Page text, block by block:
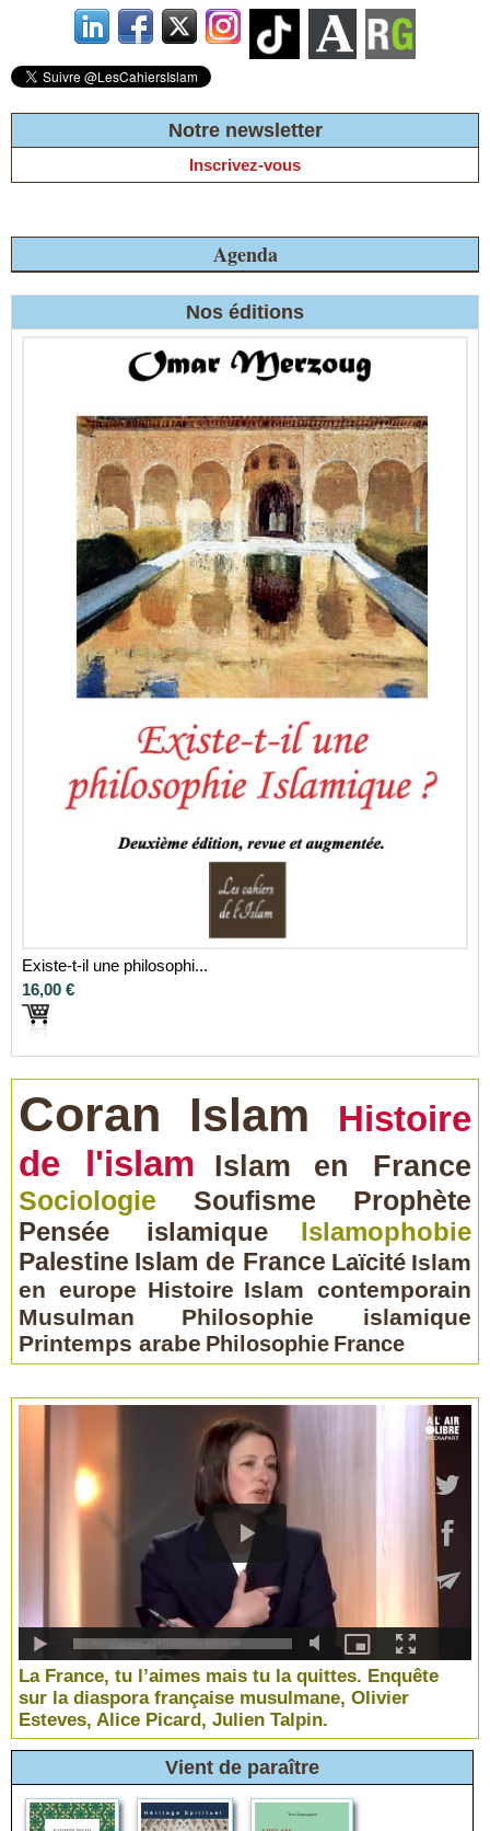
Notre newsletter
Inscrivez-vous
Agenda
Nos éditions
Existe-t-il une philosophi...
16,00 €
Coran Islam
Histoire
de l'islam
Islam en France
Sociologie Soufisme
Prophète
Pensée islamique
Islamophobie
Palestine Islam de France Laïcité Islam
en europe Histoire Islam contemporain
Musulman
Philosophie islamique
Printemps arabe Philosophie France
La France, tu l’aimes mais tu la quittes. Enquête
sur la diaspora française musulmane, Olivier
Esteves, Alice Picard, Julien Talpin.
Vient de paraître